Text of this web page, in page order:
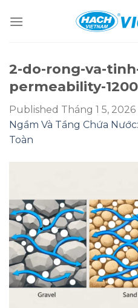
2-do-rong-va-
permeability-
Published Tháng 1 5, 2026
Ngầm Và Tầng Chứa
Toàn